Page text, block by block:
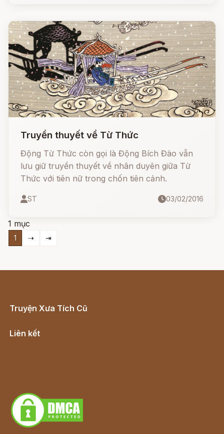
Truyền thuyết về Từ Thức
Động Từ Thức còn gọi là Động Bích Đào vẫn
lưu giữ truyền thuyết về nhân duyên giữa Từ
Thức với tiên nữ trong chốn tiên cảnh.
ST 03/02/2016
1 mục
1 ⇢ ⇥
Truyện Xưa Tích Cũ
Liên kết